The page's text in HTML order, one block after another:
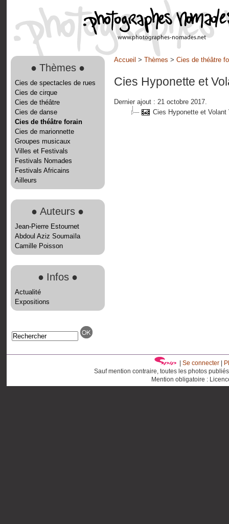
● Thèmes ●
Cies de spectacles de rues
Cies de cirque
Cies de théâtre
Cies de danse
Cies de théâtre forain
Cies de marionnette
Groupes musicaux
Villes et Festivals
Festivals Nomades
Festivals Africains
Ailleurs
● Auteurs ●
Jean-Pierre Estournet
Abdoul Aziz Soumaïla
Camille Poisson
● Infos ●
Actualité
Expositions
Accueil > Thèmes > Cies de théâtre
Cies Hyponette et
Dernier ajout : 21 octobre 2017.
Cies Hyponette et Volant
Se connecter|
Sauf mention contraire, toutes les photos
Mention obligatoire :